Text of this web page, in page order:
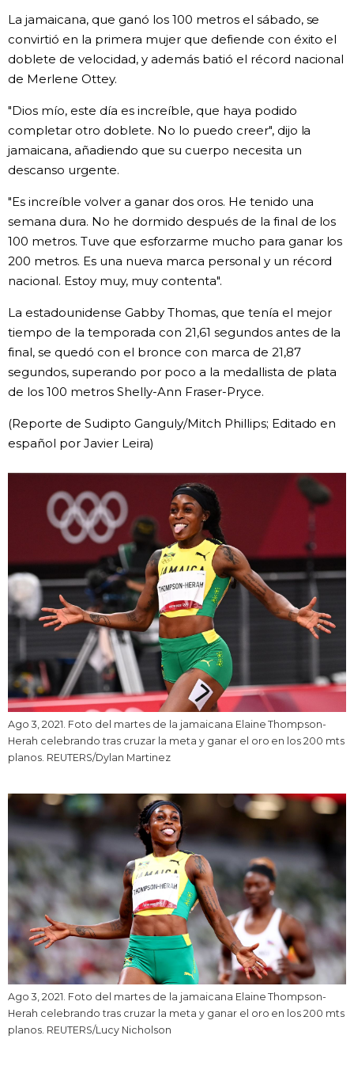
Gente
Blog
Avisos
La jamaicana, que ganó los 100 metros el sábado, se
convirtió en la primera mujer que defiende con éxito el
doblete de velocidad, y además batió el récord nacional
de Merlene Ottey.
"Dios mío, este día es increíble, que haya podido
completar otro doblete. No lo puedo creer", dijo la
jamaicana, añadiendo que su cuerpo necesita un
descanso urgente.
"Es increíble volver a ganar dos oros. He tenido una
semana dura. No he dormido después de la final de los
100 metros. Tuve que esforzarme mucho para ganar los
200 metros. Es una nueva marca personal y un récord
nacional. Estoy muy, muy contenta".
La estadounidense Gabby Thomas, que tenía el mejor
tiempo de la temporada con 21,61 segundos antes de la
final, se quedó con el bronce con marca de 21,87
segundos, superando por poco a la medallista de plata
de los 100 metros Shelly-Ann Fraser-Pryce.
(Reporte de Sudipto Ganguly/Mitch Phillips; Editado en
español por Javier Leira)
Ago 3, 2021. Foto del martes de la jamaicana Elaine Thompson-
Herah celebrando tras cruzar la meta y ganar el oro en los 200 mts
planos. REUTERS/Dylan Martinez
Ago 3, 2021. Foto del martes de la jamaicana Elaine Thompson-
Herah celebrando tras cruzar la meta y ganar el oro en los 200 mts
planos. REUTERS/Lucy Nicholson